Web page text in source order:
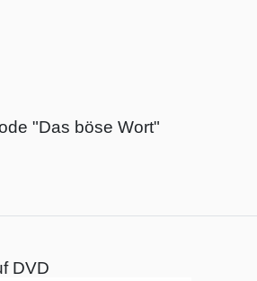
"Das böse Wort"
DVD